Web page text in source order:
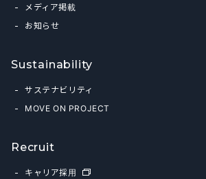
メディア掲載
お知らせ
Sustainability
サステナビリティ
MOVE ON PROJECT
Recruit
キャリア採用